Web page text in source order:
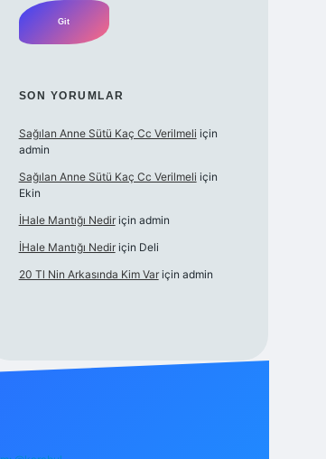
SON YORUMLAR
Sağılan Anne Sütü Kaç Cc Verilmeli için
admin
Sağılan Anne Sütü Kaç Cc Verilmeli için
Ekin
İHale Mantığı Nediriçin admin
İHale Mantığı Nediriçin Deli
20 Tl Nin Arkasında Kim Variçin admin